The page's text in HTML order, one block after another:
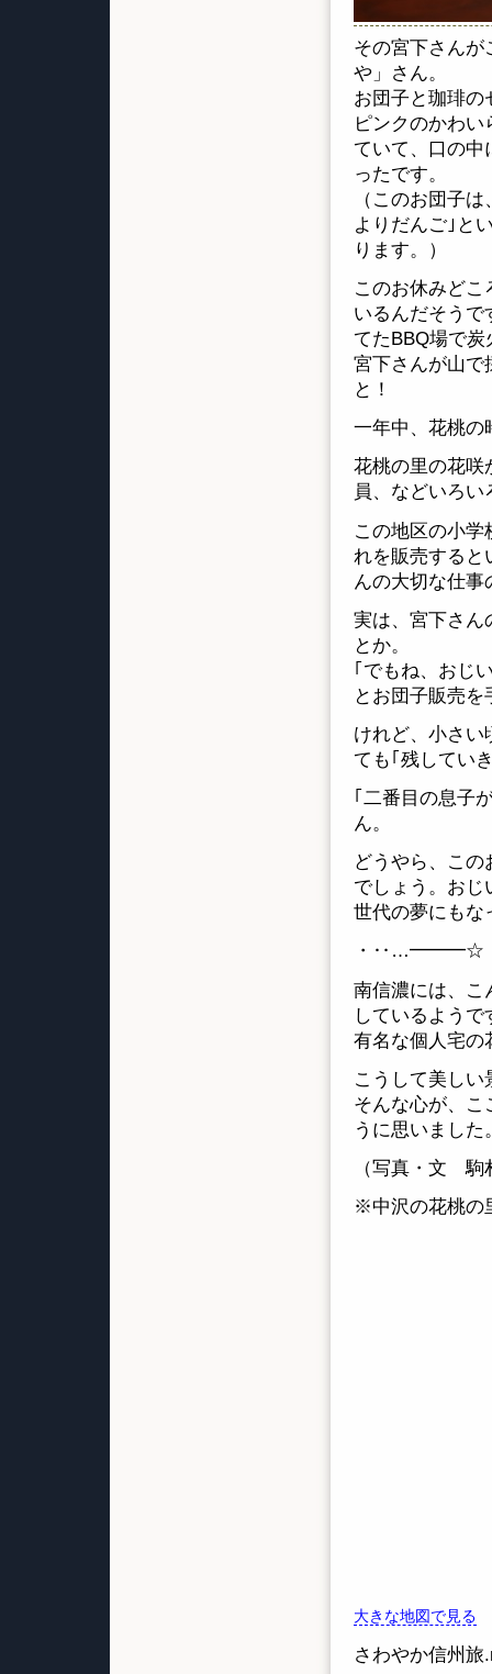
その宮下さんが
や」さん。
お団子と珈琲の
ピンクのかわ
ていて、口の中
ったです。
（このお団子
よりだんご｣と
ります。）
このお休みど
いるんだそうで
てたBBQ場で
宮下さんが山で
と！
一年中、花桃の
花桃の里の花咲
員、などいろ
この地区の小
れを販売すると
んの大切な仕事
実は、宮下さん
とか。
｢でもね、おじ
とお団子販売
けれど、小さい
ても｢残してい
｢二番目の息子
ん。
どうやら、こ
でしょう。おじ
世代の夢にもな
・
南信濃には、こ
しているよう
有名な個人宅の
こうして美し
そんな心が、こ
うに思いました
（写真・文 駒
※中沢の花桃の
大きな地図で見る
さわやか信州